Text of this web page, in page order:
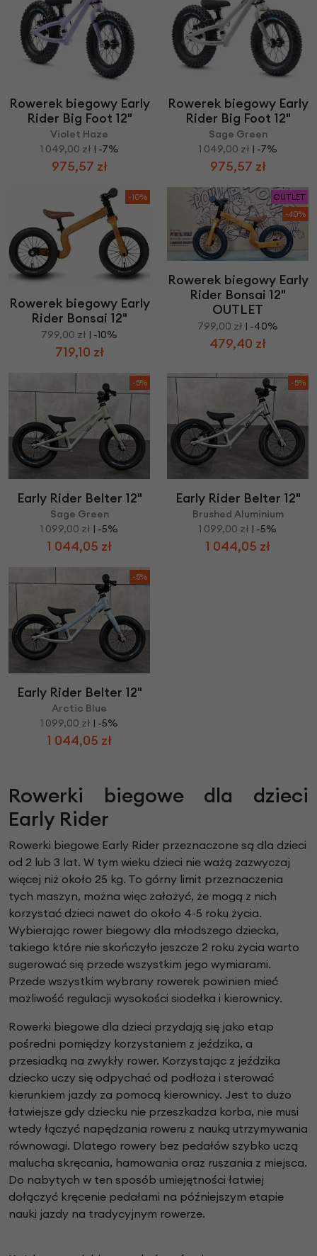
Rowerek biegowy Early
Rider Big Foot 12"
Violet Haze
1 049,00 zł | -7%
975,57 zł
Rowerek biegowy Early
Rider Big Foot 12"
Sage Green
1 049,00 zł | -7%
975,57 zł
-10%
Rowerek biegowy Early
Rider Bonsai 12"
799,00 zł | -10%
719,10 zł
OUTLET
-40%
Rowerek biegowy Early
Rider Bonsai 12"
OUTLET
799,00 zł | -40%
479,40 zł
-5%
Early Rider Belter 12"
Sage Green
1 099,00 zł | -5%
1 044,05 zł
-5%
Early Rider Belter 12"
Brushed Aluminium
1 099,00 zł | -5%
1 044,05 zł
-5%
Early Rider Belter 12"
Arctic Blue
1 099,00 zł | -5%
1 044,05 zł
Rowerki biegowe dla dzieci
Early Rider
Rowerki biegowe Early Rider przeznaczone są dla dzieci
od 2 lub 3 lat. W tym wieku dzieci nie ważą zazwyczaj
więcej niż około 25 kg. To górny limit przeznaczenia
tych maszyn, można więc założyć, że mogą z nich
korzystać dzieci nawet do około 4-5 roku życia.
Wybierając rower biegowy dla młodszego dziecka,
takiego które nie skończyło jeszcze 2 roku życia warto
sugerować się przede wszystkim jego wymiarami.
Przede wszystkim wybrany rowerek powinien mieć
możliwość regulacji wysokości siodełka i kierownicy.
Rowerki biegowe dla dzieci przydają się jako etap
pośredni pomiędzy korzystaniem z jeździka, a
przesiadką na zwykły rower. Korzystając z jeździka
dziecko uczy się odpychać od podłoża i sterować
kierunkiem jazdy za pomocą kierownicy. Jest to dużo
łatwiejsze gdy dziecku nie przeszkadza korba, nie musi
wtedy łączyć napędzania roweru z nauką utrzymywania
równowagi. Dlatego rowery bez pedałów szybko uczą
malucha skręcania, hamowania oraz ruszania z miejsca.
Do nabytych w ten sposób umiejętności łatwiej
dołączyć kręcenie pedałami na późniejszym etapie
nauki jazdy na tradycyjnym rowerze.